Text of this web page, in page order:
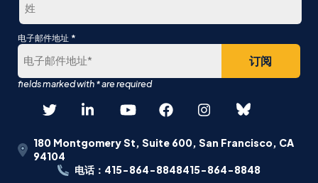
最
后
电子邮件地址 *
180 Montgomery St, Suite 600, San Francisco, CA
94104
电话：415-864-8848415-864-8848